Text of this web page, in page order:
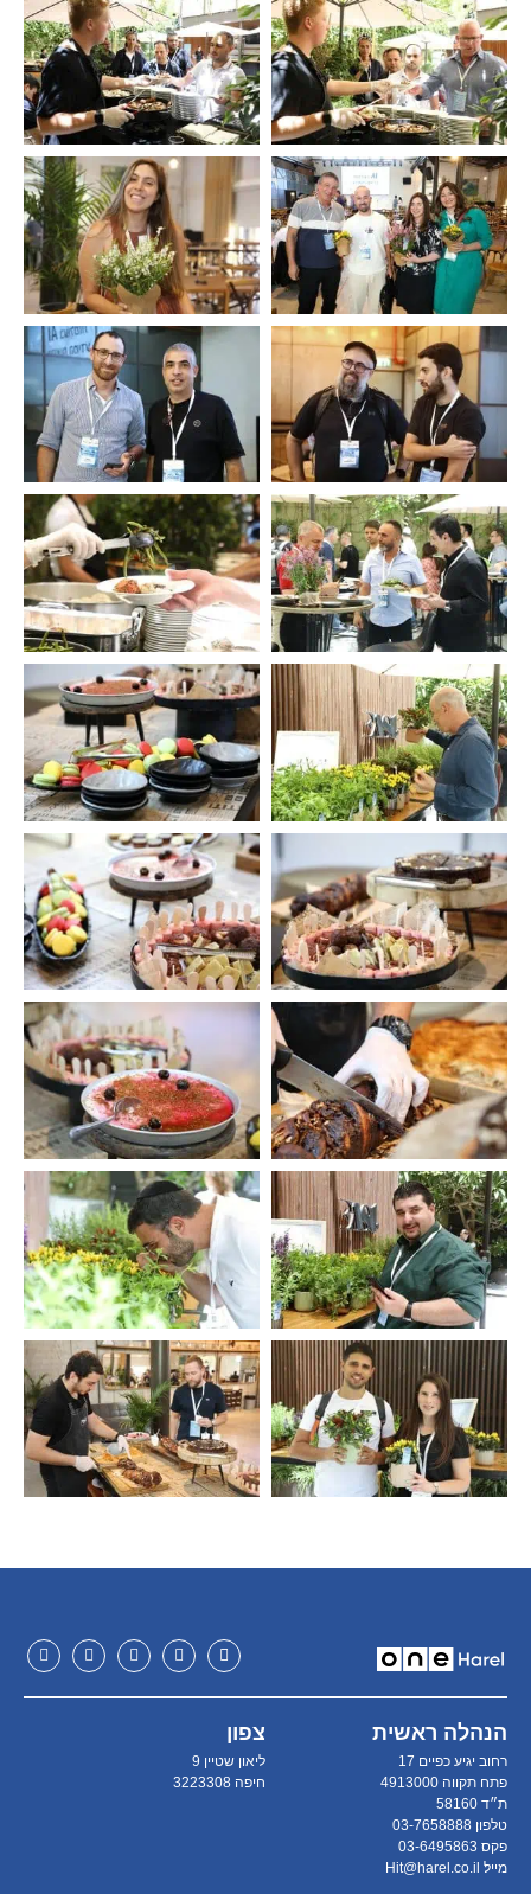
הנהלה ראשית
רחוב יגיע כפיים 17
פתח תקווה 4913000
ת״ד 58160
טלפון׃ 03-7658888
פקס׃ 03-6495863
מייל׃ Hit@harel.co.il
צפון
ליאון שטיין 9
חיפה 3223308